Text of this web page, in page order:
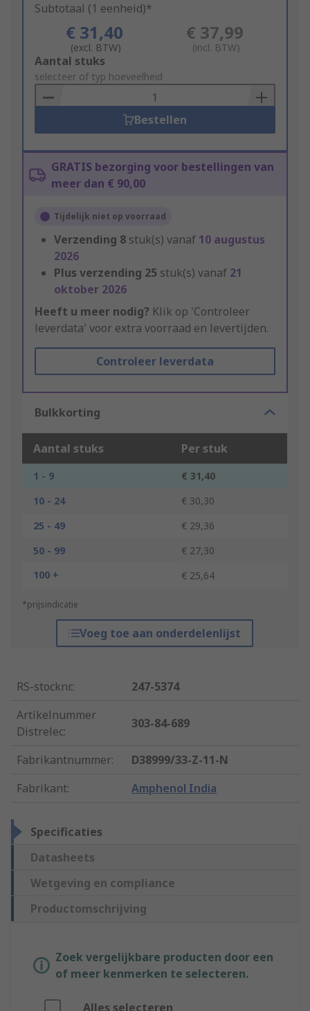
Subtotaal (1 eenheid)*
€ 31,40
(excl. BTW)
€ 37,99
(incl. BTW)
Add
to
Basket
Aantal stuks
selecteer of typ hoeveelheid
Bestellen
GRATIS bezorging voor bestellingen van
meer dan € 90,00
Tijdelijk niet op voorraad
Verzending 8 stuk(s) vanaf 10 augustus
2026
Plus verzending 25 stuk(s) vanaf 21
oktober 2026
Heeft u meer nodig? Klik op 'Controleer
leverdata' voor extra voorraad en levertijden.
Controleer leverdata
Bulkkorting
Aantal stuks Per stuk
1 - 9
€ 31,40
10 - 24
€ 30,30
25 - 49
€ 29,36
50 - 99
€ 27,30
100 +
€ 25,64
*prijsindicatie
Voeg toe aan onderdelenlijst
RS-stocknr.:
247-5374
Artikelnummer
Distrelec:
303-84-689
Fabrikantnummer:
D38999/33-Z-11-N
Fabrikant: Amphenol India
Specificaties
Datasheets
Wetgeving en compliance
Productomschrijving
Zoek vergelijkbare producten door een
of meer kenmerken te selecteren.
Alles selecteren